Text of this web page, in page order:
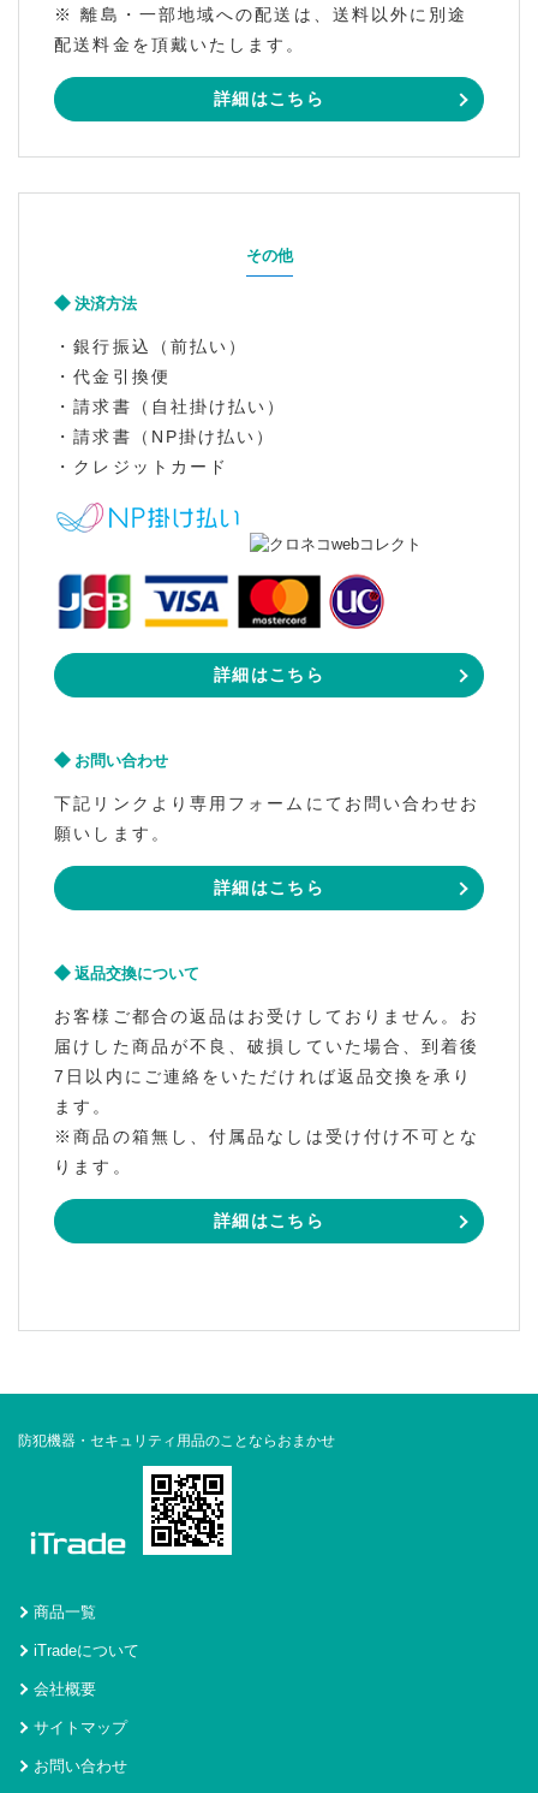
※ 離島・一部地域への配送は、送料以外に別途
配送料金を頂戴いたします。
詳細はこちら
その他
決済方法
・銀行振込（前払い）
・代金引換便
・請求書（自社掛け払い）
・請求書（NP掛け払い）
・クレジットカード
詳細はこちら
お問い合わせ
下記リンクより専用フォームにてお問い合わせお
願いします。
詳細はこちら
返品交換について
お客様ご都合の返品はお受けしておりません。お
届けした商品が不良、破損していた場合、到着後
7日以内にご連絡をいただければ返品交換を承り
ます。
※商品の箱無し、付属品なしは受け付け不可とな
ります。
詳細はこちら
防犯機器・セキュリティ用品のことならおまかせ
商品一覧
iTradeについて
会社概要
サイトマップ
お問い合わせ